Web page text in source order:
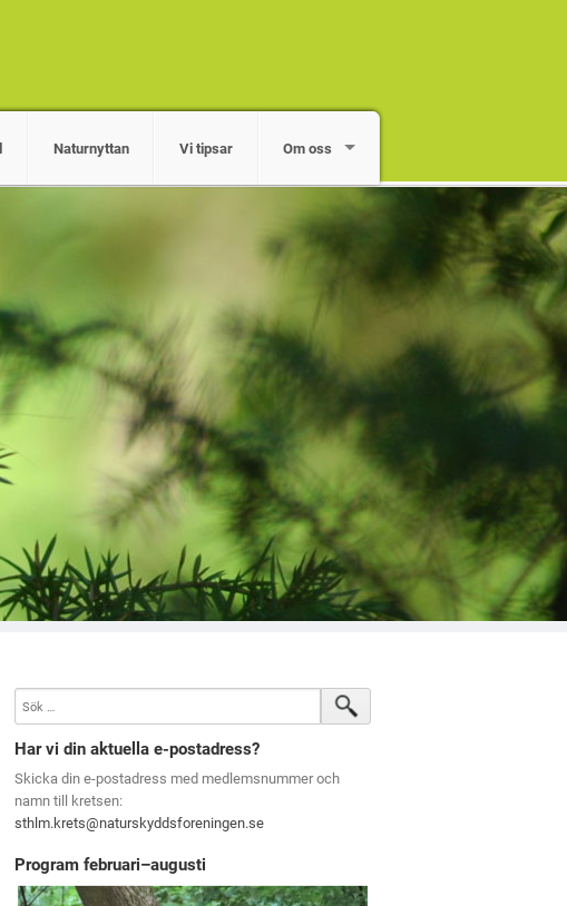
Naturnyttan Vi tipsar Om oss
Har vi din aktuella e-postadress?
Skicka din e-postadress med medlemsnummer och
namn till kretsen:
sthlm.krets@naturskyddsforeningen.se
Program februari–augusti